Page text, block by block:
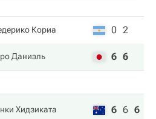
Кориа 0 2
Даниэль 6 6
Хидзиката 6 6 6